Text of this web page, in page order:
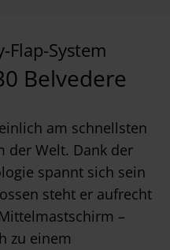
Flap-System
Belvedere
am schnellsten
der Welt. Dank der
spannt sich sein
steht er aufrecht
–
zu einem